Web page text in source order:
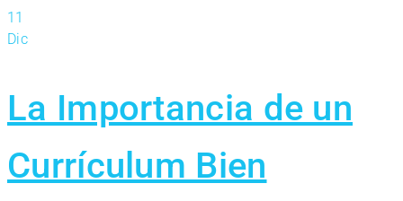
11
Dic
La Importancia de un
Currículum Bien